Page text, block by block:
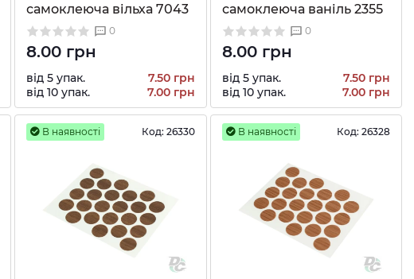
самоклеюча вільха 7043
0
8.00 грн
від 5 упак.
7.50 грн
від 10 упак.
7.00 грн
самоклеюча ваніль 2355
0
8.00 грн
від 5 упак.
7.50 грн
від 10 упак.
7.00 грн
В наявності Код: 26330 В наявності Код: 26328